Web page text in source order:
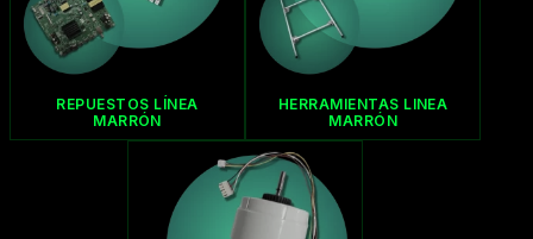
REPUESTOS LÍNEA
MARRÓN
HERRAMIENTAS LINEA
MARRÓN